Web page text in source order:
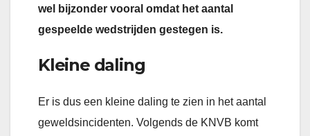
wel bijzonder vooral omdat het aantal
gespeelde wedstrijden gestegen is.
Kleine daling
Er is dus een kleine daling te zien in het aantal
geweldsincidenten. Volgends de KNVB komt